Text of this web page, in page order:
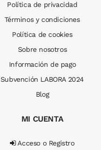
Política de privacidad
Términos y condiciones
Política de cookies
Sobre nosotros
Información de pago
Subvención LABORA 2024
Blog
MI CUENTA
Acceso o Registro